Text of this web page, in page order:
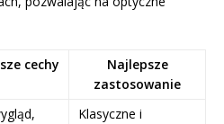
cechy
Najlepsze
zastosowanie
Klasyczne i